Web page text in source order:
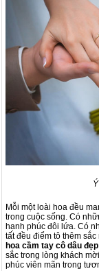
Mỗi một loài hoa đều
trong cuộc sống. Có
hạnh phúc đôi lứa. Có
tất đều điểm tô thêm
hoa cầm tay cô dâu đẹp
sắc trong lòng khách
phúc viên mãn trong